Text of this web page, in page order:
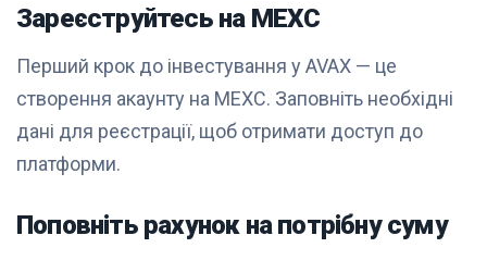
Зареєструйтесь на MEXC
Перший крок до інвестування у AVAX — це
створення акаунту на MEXC. Заповніть необхідні
дані для реєстрації, щоб отримати доступ до
платформи.
Поповніть рахунок на потрібну суму